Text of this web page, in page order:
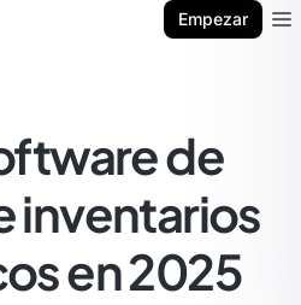
Empezar
de
inventarios
en 2025